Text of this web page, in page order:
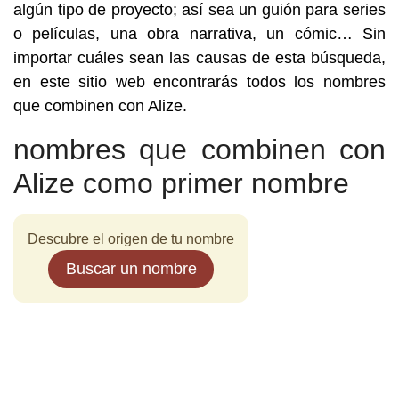
algún tipo de proyecto; así sea un guión para series
o películas, una obra narrativa, un cómic… Sin
importar cuáles sean las causas de esta búsqueda,
en este sitio web encontrarás todos los nombres
que combinen con Alize.
nombres que combinen con
Alize como primer nombre
Descubre el origen de tu nombre
Buscar un nombre